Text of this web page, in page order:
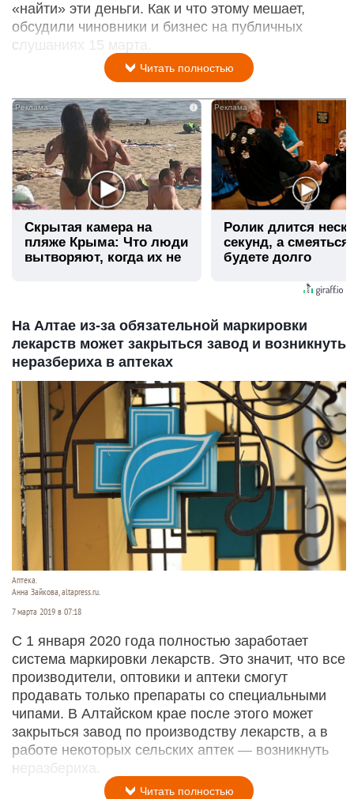
«найти» эти деньги. Как и что этому мешает,
обсудили чиновники и бизнес на публичных
слушаниях 15 марта.
Читать полностью
i
Скрытая камера на
пляже Крыма: Что люди
вытворяют, когда их не
Ролик длится
секунд, а
будете долго
На Алтае из-за обязательной маркировки
лекарств может закрыться завод и возникнуть
неразбериха в аптеках
Аптека.
Анна Зайкова, altapress.ru.
7 марта 2019 в 07:18
С 1 января 2020 года полностью заработает
система маркировки лекарств. Это значит, что все
производители, оптовики и аптеки смогут
продавать только препараты со специальными
чипами. В Алтайском крае после этого может
закрыться завод по производству лекарств, а в
работе некоторых сельских аптек — возникнуть
неразбериха.
Читать полностью